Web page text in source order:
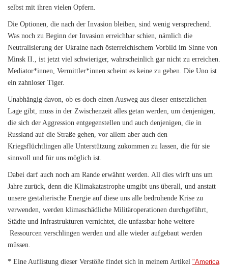
selbst mit ihren vielen Opfern.
Die Optionen, die nach der Invasion bleiben, sind wenig versprechend.
Was noch zu Beginn der Invasion erreichbar schien, nämlich die
Neutralisierung der Ukraine nach österreichischem Vorbild im Sinne von
Minsk II., ist jetzt viel schwieriger, wahrscheinlich gar nicht zu erreichen.
Mediator*innen, Vermittler*innen scheint es keine zu geben. Die Uno ist
ein zahnloser Tiger.
Unabhängig davon, ob es doch einen Ausweg aus dieser entsetzlichen
Lage gibt, muss in der Zwischenzeit alles getan werden, um denjenigen,
die sich der Aggression entgegenstellen und auch denjenigen, die in
Russland auf die Straße gehen, vor allem aber auch den
Kriegsflüchtlingen alle Unterstützung zukommen zu lassen, die für sie
sinnvoll und für uns möglich ist.
Dabei darf auch noch am Rande erwähnt werden. All dies wirft uns um
Jahre zurück, denn die Klimakatastrophe umgibt uns überall, und anstatt
unsere gestalterische Energie auf diese uns alle bedrohende Krise zu
verwenden, werden klimaschädliche Militäroperationen durchgeführt,
Städte und Infrastrukturen vernichtet, die unfassbar hohe weitere
Ressourcen verschlingen werden und alle wieder aufgebaut werden
müssen.
* Eine Auflistung dieser Verstöße findet sich in meinem Artikel "America